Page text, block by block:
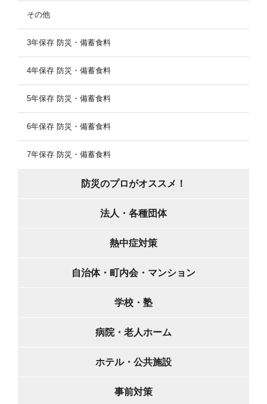
その他
3年保存 防災・備蓄食料
4年保存 防災・備蓄食料
5年保存 防災・備蓄食料
6年保存 防災・備蓄食料
7年保存 防災・備蓄食料
防災のプロがオススメ！
法人・各種団体
熱中症対策
自治体・町内会・マンション
学校・塾
病院・老人ホーム
ホテル・公共施設
事前対策